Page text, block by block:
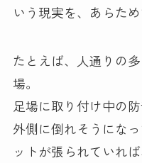
いう現実を、あらた
たとえば、人通りの
場。
足場に取り付け中の
外側に倒れそうにな
ットが張られていれ